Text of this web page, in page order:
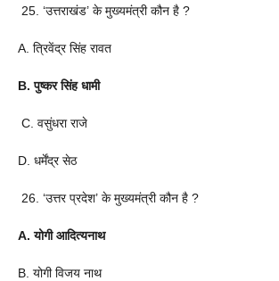
25. ‘उत्तराखंड’ के मुख्यमंत्री कौन है ?
A. त्रिवेंद्र सिंह रावत
B. पुष्कर सिंह धामी
C. वसुंधरा राजे
D. धर्मेंद्र सेठ
26. ‘उत्तर प्रदेश’ के मुख्यमंत्री कौन है ?
A. योगी आदित्यनाथ
B. योगी विजय नाथ